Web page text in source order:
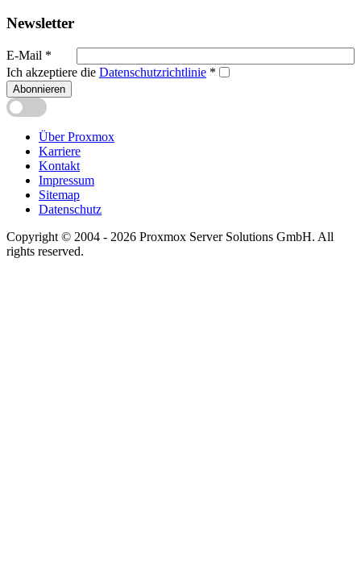
Newsletter
E-Mail *
Ich akzeptiere die Datenschutzrichtlinie *
Abonnieren
Über Proxmox
Karriere
Kontakt
Impressum
Sitemap
Datenschutz
Copyright © 2004 - 2026 Proxmox Server Solutions GmbH. All
rights reserved.